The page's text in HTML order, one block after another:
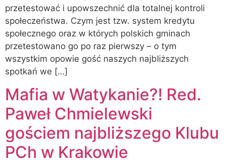
przetestować i upowszechnić dla totalnej kontroli
społeczeństwa. Czym jest tzw. system kredytu
społecznego oraz w których polskich gminach
przetestowano go po raz pierwszy – o tym
wszystkim opowie gość naszych najbliższych
spotkań we […]
Mafia w Watykanie?! Red.
Paweł Chmielewski
gościem najbliższego Klubu
PCh w Krakowie